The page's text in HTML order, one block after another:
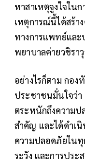
หาสาเหตุจูงใจใน
เหตุการณ์นี้ได้สร้า
ทางการแพทย์และ
พยาบาลค่ายวชิรา
อย่างไรก็ตาม กอ
ประชาชนมั่นใจว่
ตระหนักถึงความป
สำคัญ และได้ดำเ
ความปลอดภัยใน
ระวัง และการปร